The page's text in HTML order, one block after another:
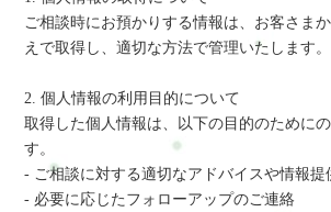
ご相談時にお預かりする情報は、お客さま
えで取得し、適切な方法で管理いたします。
2. 個人情報の利用目的について
取得した個人情報は、以下の目的のために
す。
- ご相談に対する適切なアドバイスや情報提
- 必要に応じたフォローアップのご連絡